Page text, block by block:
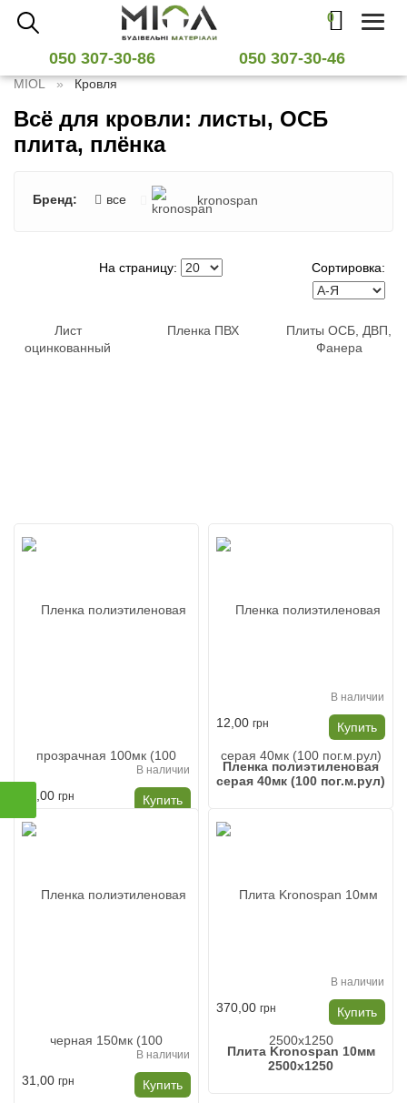
0
Toggle
050 307-30-86 050 307-30-46
MIOL Кровля
Всё для кровли: листы, ОСБ
плита, плёнка
Бренд: все kronospan
На страницу: Сортировка:
Лист
оцинкованный
Пленка ПВХ
Плиты ОСБ, ДВП,
Фанера
В наличии
20,00 грн Купить
Пленка полиэтиленовая
В наличии
12,00 грн Купить
Пленка полиэтиленовая
серая 40мк (100 пог.м.рул)
В наличии
31,00 грн Купить
В наличии
370,00 грн Купить
Плита Kronospan 10мм
2500х1250